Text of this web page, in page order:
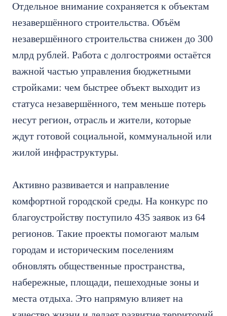
Отдельное внимание сохраняется к объектам
незавершённого строительства. Объём
незавершённого строительства снижен до 300
млрд рублей. Работа с долгостроями остаётся
важной частью управления бюджетными
стройками: чем быстрее объект выходит из
статуса незавершённого, тем меньше потерь
несут регион, отрасль и жители, которые
ждут готовой социальной, коммунальной или
жилой инфраструктуры.
Активно развивается и направление
комфортной городской среды. На конкурс по
благоустройству поступило 435 заявок из 64
регионов. Такие проекты помогают малым
городам и историческим поселениям
обновлять общественные пространства,
набережные, площади, пешеходные зоны и
места отдыха. Это напрямую влияет на